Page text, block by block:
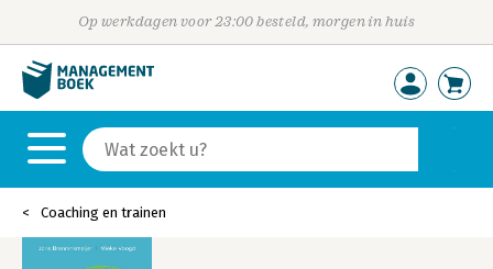
Op werkdagen voor 23:00 besteld, morgen in huis
Coaching en trainen